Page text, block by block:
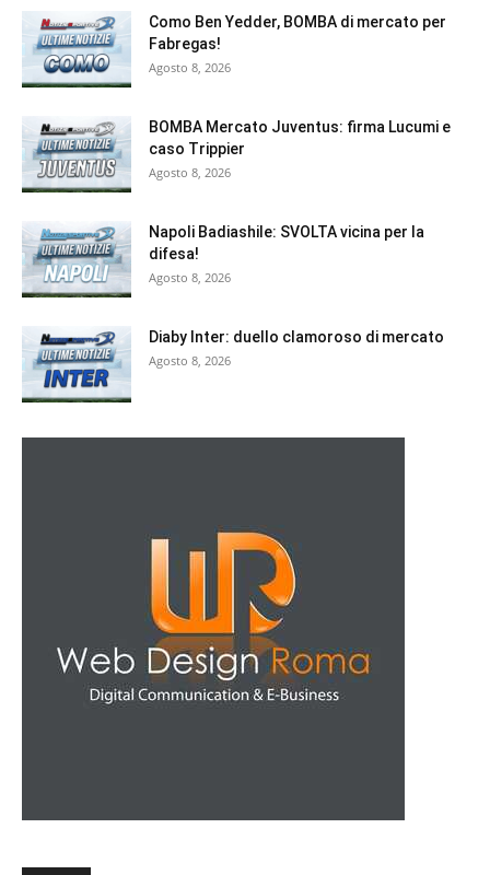
Como Ben Yedder, BOMBA di mercato per
Fabregas!
Agosto 8, 2026
BOMBA Mercato Juventus: firma Lucumi e
caso Trippier
Agosto 8, 2026
Napoli Badiashile: SVOLTA vicina per la
difesa!
Agosto 8, 2026
Diaby Inter: duello clamoroso di mercato
Agosto 8, 2026